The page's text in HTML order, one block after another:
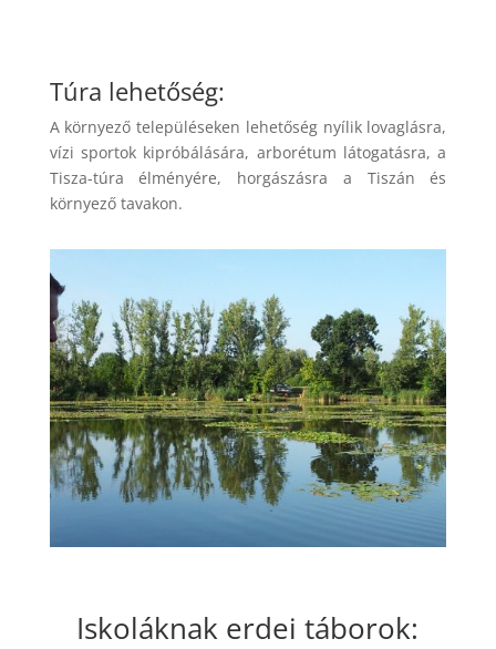
Túra lehetőség:
A környező településeken lehetőség nyílik lovaglásra,
vízi sportok kipróbálására, arborétum látogatásra, a
Tisza-túra élményére, horgászásra a Tiszán és
környező tavakon.
Iskoláknak erdei táborok: